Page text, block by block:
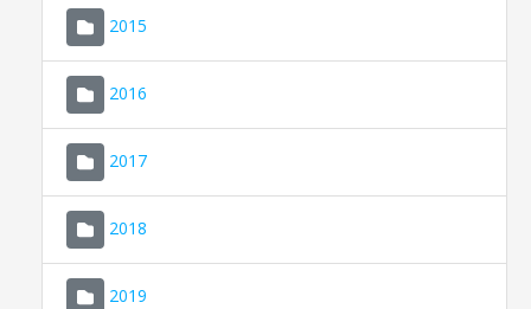
2015
2016
2017
2018
2019